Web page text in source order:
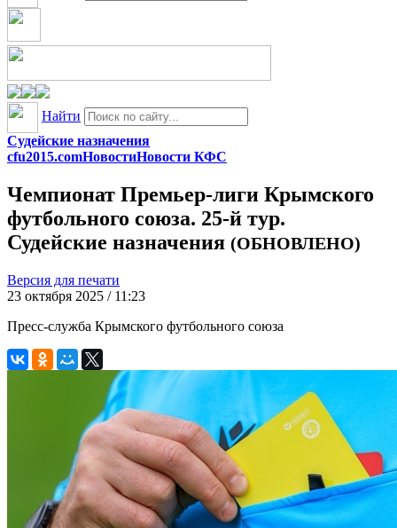
Найти
Судейские назначения
cfu2015.comНовостиНовости КФС
Чемпионат Премьер-лиги Крымского
футбольного союза. 25-й тур.
Судейские назначения (ОБНОВЛЕНО)
Версия для печати
23 октября 2025 / 11:23
Пресс-служба Крымского футбольного союза